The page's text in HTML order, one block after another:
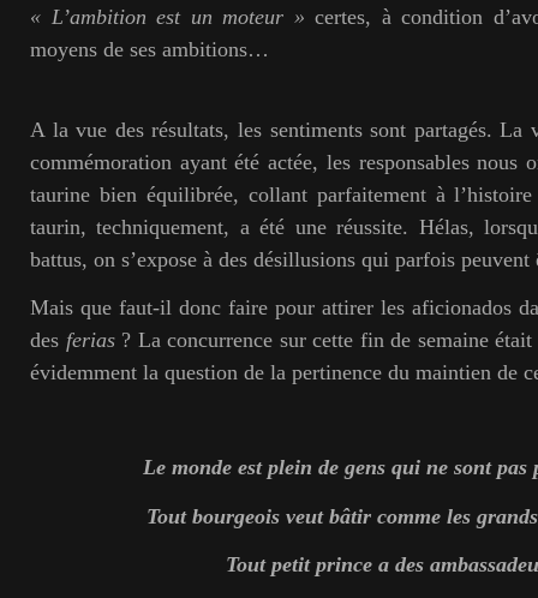
« L’ambition est un moteur » certes, à condition
moyens de ses ambitions…
A la vue des résultats, les sentiments sont partagés. La
commémoration ayant été actée, les responsables nous
taurine bien équilibrée, collant parfaitement à
taurin, techniquement, a été une réussite. Hélas,
battus, on s’expose à des désillusions qui parfois
Mais que faut-il donc faire pour attirer les aficionados
des ferias? La concurrence sur cette fin de semaine
évidemment la question de la pertinence du maintien de
Le monde est plein de gens qui ne sont pas
Tout bourgeois veut bâtir comme les
Tout petit prince a des